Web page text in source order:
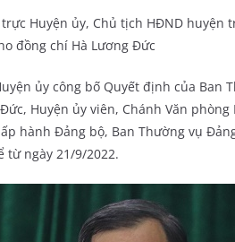
Huyện ủy, Chủ tịch HĐND huyện
đồng chí Hà Lương Đức
ủy công bố Quyết định của Ban
Huyện ủy viên, Chánh Văn phòng
hành Đảng bộ, Ban Thường vụ
từ ngày 21/9/2022.